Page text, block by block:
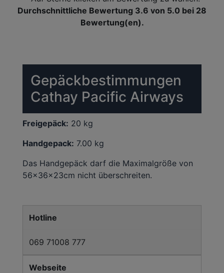
Durchschnittliche Bewertung 3.6 von 5.0 bei 28
Bewertung(en).
Gepäckbestimmungen
Cathay Pacific Airways
Freigepäck: 20 kg
Handgepack: 7.00 kg
Das Handgepäck darf die Maximalgröße von
56x36x23cm nicht überschreiten.
Hotline
069 71008 777
Webseite